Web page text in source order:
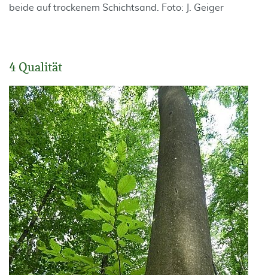
beide auf trockenem Schichtsand. Foto: J. Geiger
4 Qualität